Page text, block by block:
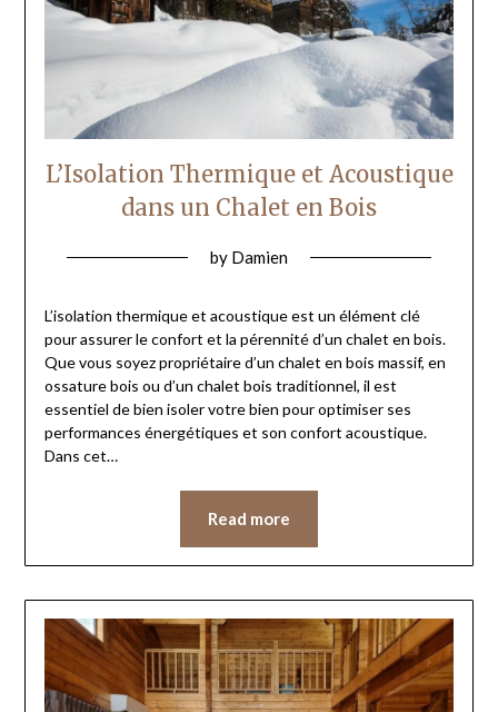
L’Isolation Thermique et Acoustique
dans un Chalet en Bois
by Damien
L’isolation thermique et acoustique est un élément clé
pour assurer le confort et la pérennité d’un chalet en bois.
Que vous soyez propriétaire d’un chalet en bois massif, en
ossature bois ou d’un chalet bois traditionnel, il est
essentiel de bien isoler votre bien pour optimiser ses
performances énergétiques et son confort acoustique.
Dans cet…
Read more